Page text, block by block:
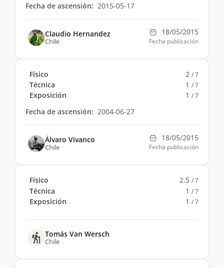
Fecha de ascensión: 2015-05-17
Claudio Hernandez
Chile
18/05/2015
Fecha publicación
Físico 2 / 7
Técnica 1 / 7
Exposición 1 / 7
Fecha de ascensión: 2004-06-27
Álvaro Vivanco
Chile
18/05/2015
Fecha publicación
Físico 2.5 / 7
Técnica 1 / 7
Exposición 1 / 7
Tomás Van Wersch
Chile